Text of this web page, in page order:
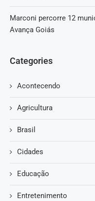
Marconi percorre 12
Avança Goiás
Categories
Acontecendo
Agricultura
Brasil
Cidades
Educação
Entretenimento